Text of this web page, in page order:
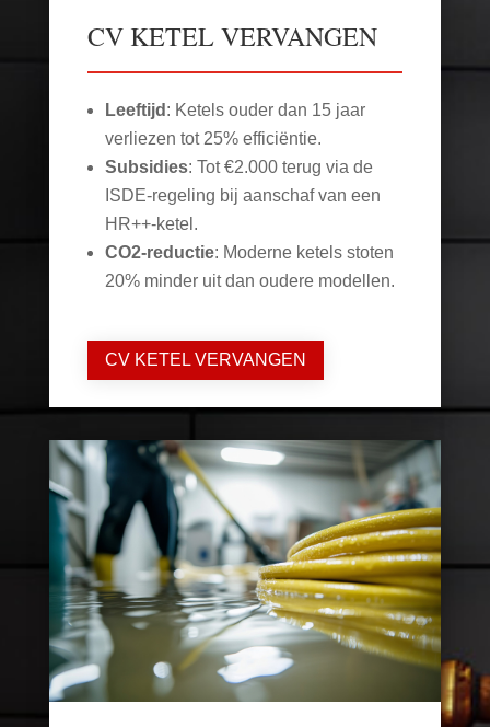
CV KETEL VERVANGEN
Leeftijd : Ketels ouder dan 15 jaar
verliezen tot 25% efficiëntie.
Subsidies: Tot €2.000 terug via de
ISDE-regeling bij aanschaf van een
HR++-ketel.
CO2-reductie: Moderne ketels stoten
20% minder uit dan oudere modellen.
CV KETEL VERVANGEN